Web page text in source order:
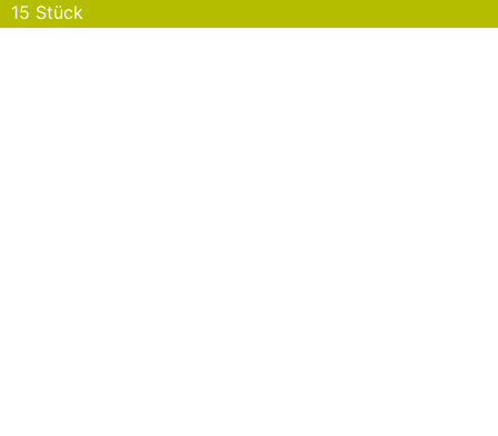
15 Stück